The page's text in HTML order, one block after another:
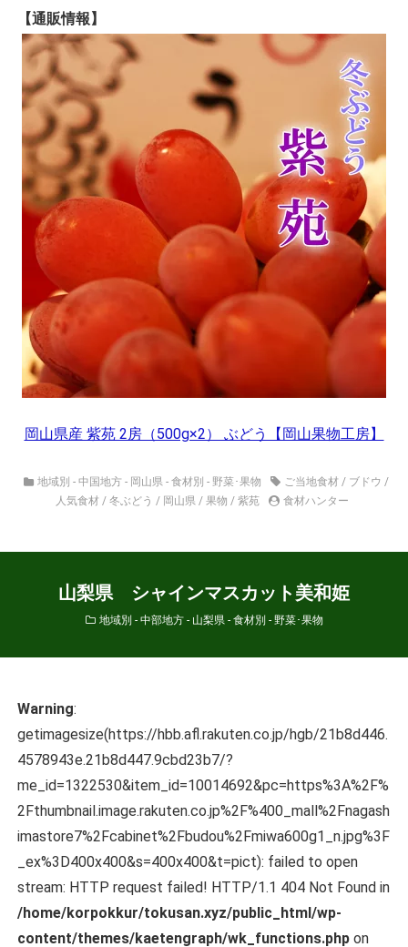
【通販情報】
岡山県産 紫苑 2房（500g×2） ぶどう【岡山果物工房】
地域別 - 中国地方 - 岡山県 - 食材別 - 野菜･果物 ご当地食材 / ブドウ /
人気食材 / 冬ぶどう / 岡山県/ 果物 / 紫苑 食材ハンター
山梨県 シャインマスカット美和姫
地域別 - 中部地方 - 山梨県- 食材別 - 野菜･果物
Warning:
getimagesize(https://hbb.afl.rakuten.co.jp/hgb/21b8d446.
4578943e.21b8d447.9cbd23b7/?
me_id=1322530&item_id=10014692&pc=https%3A%2F%
2Fthumbnail.image.rakuten.co.jp%2F%400_mall%2Fnagash
imastore7%2Fcabinet%2Fbudou%2Fmiwa600g1_n.jpg%3F
_ex%3D400x400&s=400x400&t=pict): failed to open
stream: HTTP request failed! HTTP/1.1 404 Not Found in
/home/korpokkur/tokusan.xyz/public_html/wp-
content/themes/kaetengraph/wk_functions.php on